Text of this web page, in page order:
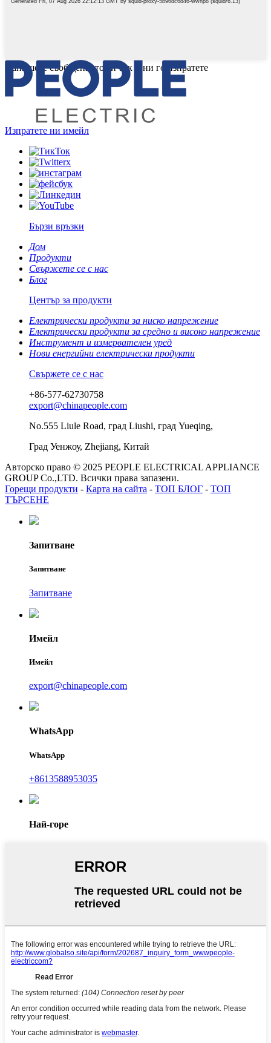
Напишете съобщението си тук и ни го изпратете
Изпратете ни имейл
Бързи връзки
Дом
Продукти
Свържете се с нас
Блог
Център за продукти
Електрически продукти за ниско напрежение
Електрически продукти за средно и високо напрежение
Инструмент и измервателен уред
Нови енергийни електрически продукти
Свържете се с нас
+86-577-62730758
export@chinapeople.com
No.555 Liule Road, град Liushi, град Yueqing,
Град Уенжоу, Zhejiang, Китай
Авторско право © 2025 PEOPLE ELECTRICAL APPLIANCE
GROUP Co.,LTD. Всички права запазени.
Горещи продукти - Карта на сайта - ТОП БЛОГ - ТОП
ТЪРСЕНЕ
Запитване
Запитване
Запитване
Имейл
Имейл
export@chinapeople.com
WhatsApp
WhatsApp
+8613588953035
Най-горе